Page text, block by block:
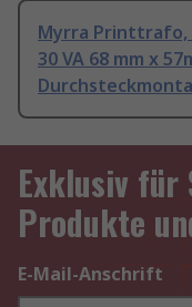
Myrra Printtrafo,
30 VA 68 mm x
Exklusiv für
Produkte
E-Mail-Anschrift